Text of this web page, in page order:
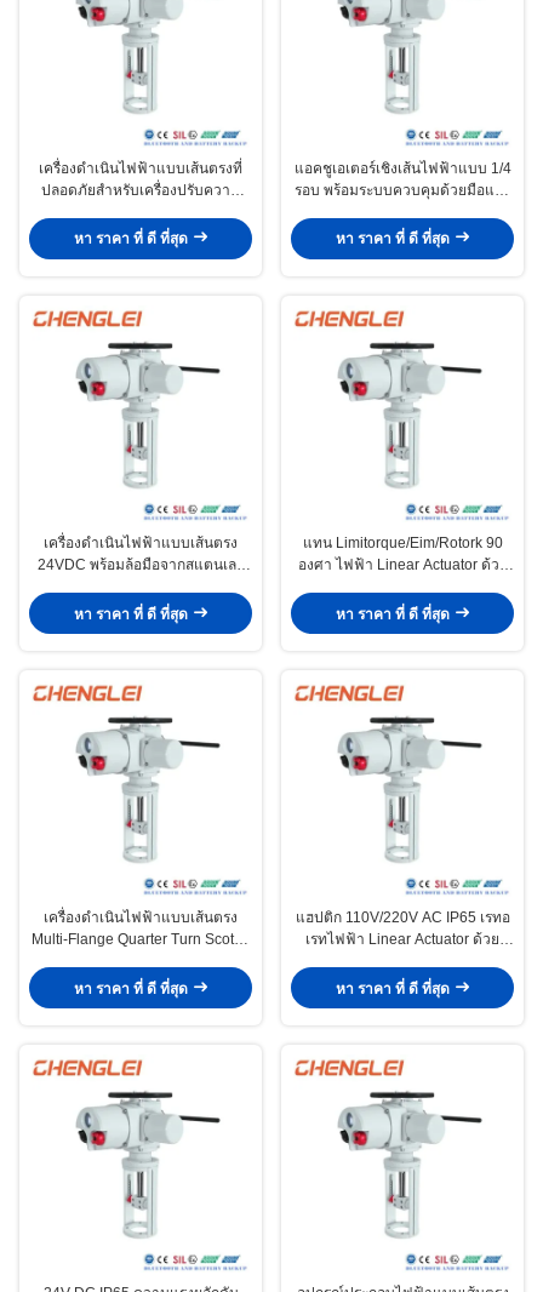
เครื่องดําเนินไฟฟ้าแบบเส้นตรงที่
ปลอดภัยสําหรับเครื่องปรับความ
เลสคาร์บอน
หา ราคา ที่ ดี ที่สุด
แอคชูเอเตอร์เชิงเส้นไฟฟ้าแบบ 1/4
รอบ พร้อมระบบควบคุมด้วยมือและ
อัตโนมัติทางอุตสาหกรรม
หา ราคา ที่ ดี ที่สุด
เครื่องดําเนินไฟฟ้าแบบเส้นตรง
24VDC พร้อมล้อมือจากสแตนเลส
หา ราคา ที่ ดี ที่สุด
แทน Limitorque/Eim/Rotork 90
องศา ไฟฟ้า Linear Actuator ด้วย
ปีสําหรับล็อคประตู
หา ราคา ที่ ดี ที่สุด
เครื่องดําเนินไฟฟ้าแบบเส้นตรง
Multi-Flange Quarter Turn Scotch
มอเตอร์ 24VDC
หา ราคา ที่ ดี ที่สุด
แฮปติก 110V/220V AC IP65 เรทอ
เรทไฟฟ้า Linear Actuator ด้วย
หา ราคา ที่ ดี ที่สุด